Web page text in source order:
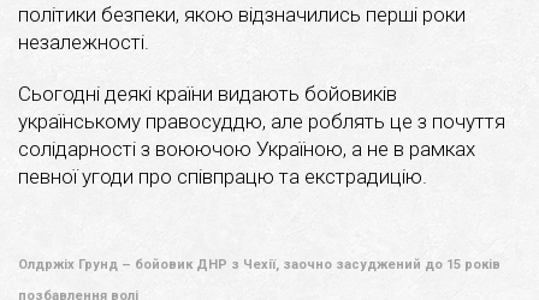
політики безпеки, якою відзначились перші роки
незалежності.
Сьогодні деякі країни видають бойовиків
українському правосуддю, але роблять це з почуття
солідарності з воюючою Україною, а не в рамках
певної угоди про співпрацю та екстрадицію.
Олдржіх Грунд – бойовик ДНР з Чехії, заочно засуджений до 15 років
позбавлення волі